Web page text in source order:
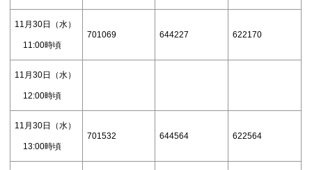
11月30日（水）
11:00時頃
701069 644227 622170
11月30日（水）
12:00時頃
11月30日（水）
13:00時頃
701532 644564 622564